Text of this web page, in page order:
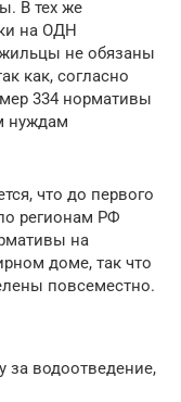
В тех же
на ОДН
жильцы не обязаны
как, согласно
334 нормативы
нуждам
что до первого
регионам РФ
на
доме, так что
повсеместно.
за водоотведение,